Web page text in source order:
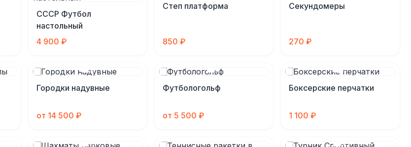
СССР Футбол
настольный
4 900 ₽
Степ платформа
850 ₽
Секундомеры
270 ₽
Городки надувные
от 14 500 ₽
Футбологольф
от 5 500 ₽
Боксерские перчатки
1 100 ₽